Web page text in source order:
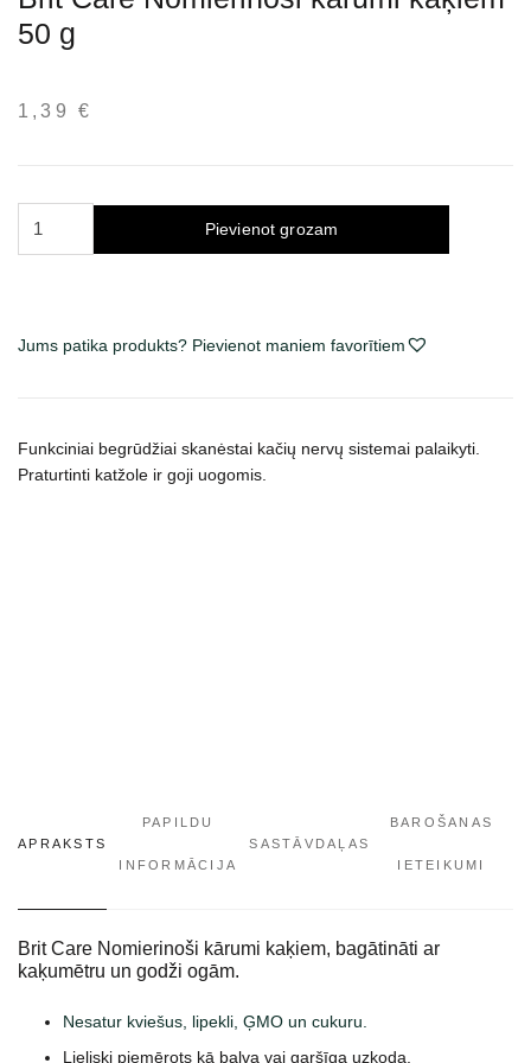
50 g
1,39 €
Pievienot grozam
Jums patika produkts? Pievienot maniem favorītiem
Funkciniai begrūdžiai skanėstai kačių nervų sistemai palaikyti.
Praturtinti katžole ir goji uogomis.
APRAKSTS
PAPILDU
INFORMĀCIJA
SASTĀVDAĻAS
BAROŠANAS
IETEIKUMI
Brit Care Nomierinoši kārumi kaķiem, bagātināti ar
kaķumētru un godži ogām.
Nesatur kviešus, lipekli, ĢMO un cukuru.
Lieliski piemērots kā balva vai garšīga uzkoda.